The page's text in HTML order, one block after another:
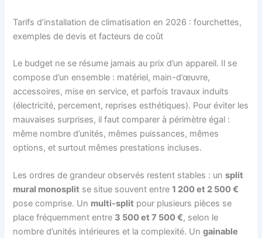
Tarifs d’installation de climatisation en 2026 : fourchettes,
exemples de devis et facteurs de coût
Le budget ne se résume jamais au prix d’un appareil. Il se
compose d’un ensemble : matériel, main-d’œuvre,
accessoires, mise en service, et parfois travaux induits
(électricité, percement, reprises esthétiques). Pour éviter les
mauvaises surprises, il faut comparer à périmètre égal :
même nombre d’unités, mêmes puissances, mêmes
options, et surtout mêmes prestations incluses.
Les ordres de grandeur observés restent stables : unsplit
mural monosplit se situe souvent entre1 200 et 2 500 €
pose comprise. Un multi-split pour plusieurs pièces se
place fréquemment entre 3 500 et 7 500 €, selon le
nombre d’unités intérieures et la complexité. Ungainable